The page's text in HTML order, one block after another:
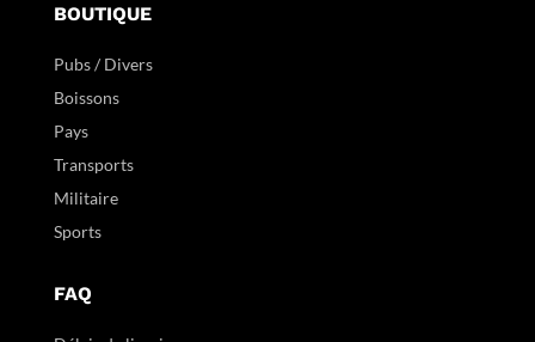
BOUTIQUE
Pubs / Divers
Boissons
Pays
Transports
Militaire
Sports
FAQ